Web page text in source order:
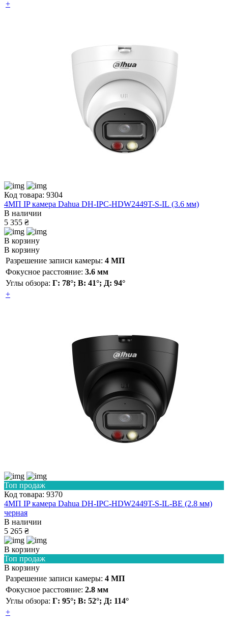
+
Код товара: 9304
4МП IP камера Dahua DH-IPC-HDW2449T-S-IL (3.6 мм)
В наличии
5 355 ₴
В корзину
В корзину
Разрешение записи камеры: 4 МП
Фокусное расстояние: 3.6 мм
Углы обзора: Г: 78°; В: 41°; Д: 94°
+
Топ продаж
Код товара: 9370
4МП IP камера Dahua DH-IPC-HDW2449T-S-IL-BE (2.8 мм)
черная
В наличии
5 265 ₴
В корзину
Топ продаж
В корзину
Разрешение записи камеры: 4 МП
Фокусное расстояние: 2.8 мм
Углы обзора: Г: 95°; В: 52°; Д: 114°
+